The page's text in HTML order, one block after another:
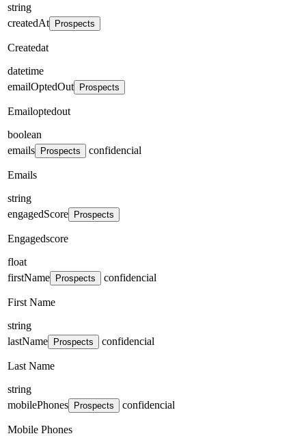
string
createdAt
Prospects
Createdat
datetime
emailOptedOut
Prospects
Emailoptedout
boolean
emails
Prospects confidencial
Emails
string
engagedScore
Prospects
Engagedscore
float
firstName
Prospects confidencial
First Name
string
lastName
Prospects confidencial
Last Name
string
mobilePhones
Prospects confidencial
Mobile Phones